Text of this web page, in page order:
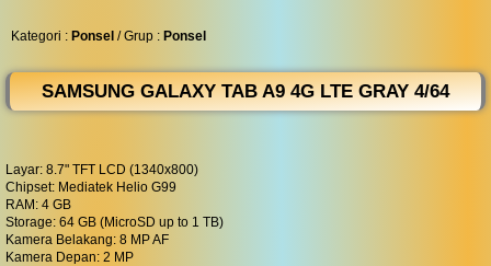
Kategori : Ponsel / Grup : Ponsel
SAMSUNG GALAXY TAB A9 4G LTE GRAY 4/64
Layar: 8.7" TFT LCD (1340x800)
Chipset: Mediatek Helio G99
RAM: 4 GB
Storage: 64 GB (MicroSD up to 1 TB)
Kamera Belakang: 8 MP AF
Kamera Depan: 2 MP